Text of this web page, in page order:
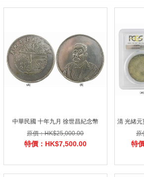
中華民國 十年九月 徐世昌紀念幣
原價：HK$25,000.00
特價：HK$7,500.00
原
特